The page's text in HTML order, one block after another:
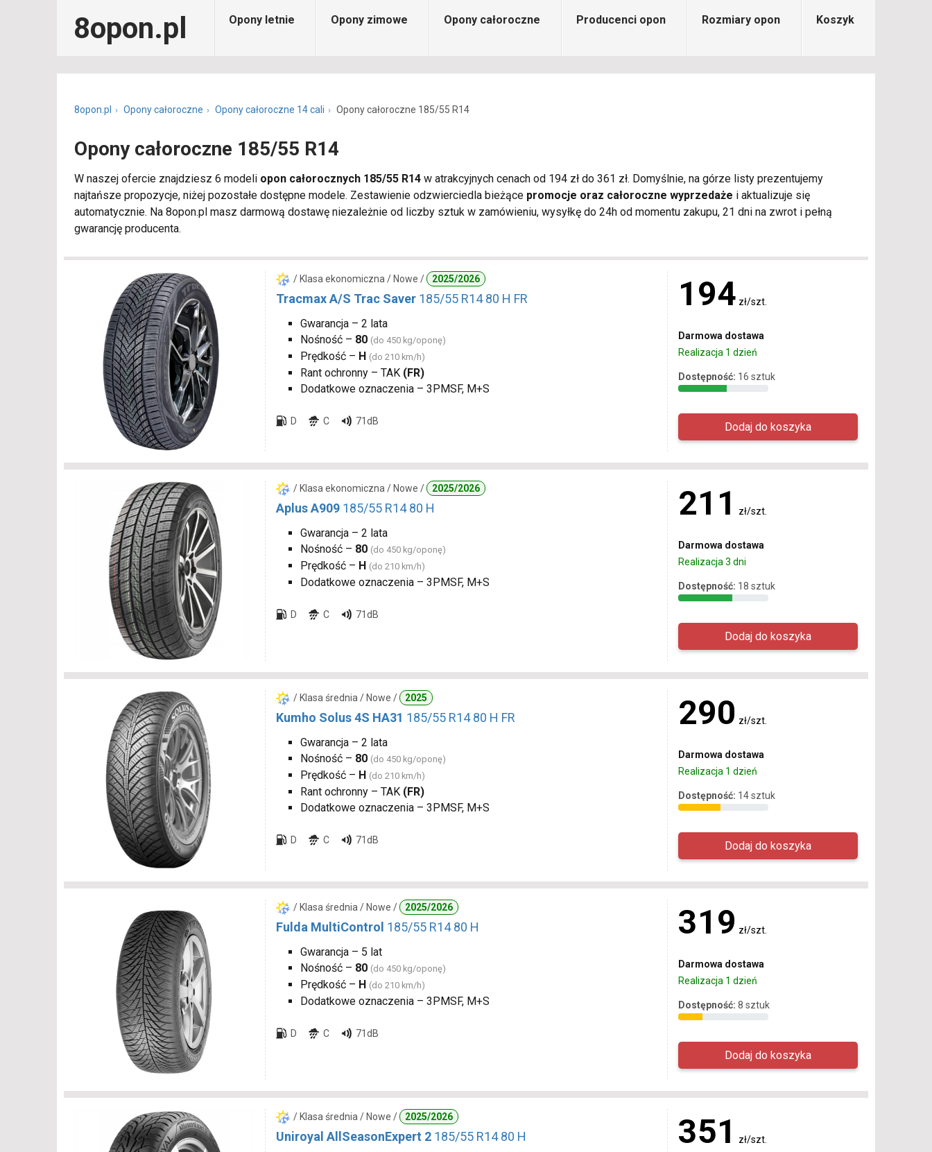
8opon.pl Opony letnie Opony zimowe Opony całoroczne Producenci opon Rozmiary opon Koszyk
8opon.pl Opony całoroczne Opony całoroczne 14 cali Opony całoroczne 185/55 R14
Opony całoroczne 185/55 R14
W naszej ofercie znajdziesz 6 modeli opon całorocznych 185/55 R14 w atrakcyjnych cenach od 194 zł do 361 zł. Domyślnie, na górze listy prezentujemy
najtańsze propozycje, niżej pozostałe dostępne modele. Zestawienie odzwierciedla bieżące promocje oraz całoroczne wyprzedaże i aktualizuje się
automatycznie. Na 8opon.pl masz darmową dostawę niezależnie od liczby sztuk w zamówieniu, wysyłkę do 24h od momentu zakupu, 21 dni na zwrot i pełną
gwarancję producenta.
/ Klasa ekonomiczna / Nowe / 2025/2026
Tracmax A/S Trac Saver 185/55 R14 80 H FR
Gwarancja – 2 lata
Nośność – 80 (do 450 kg/oponę)
Prędkość – H (do 210 km/h)
Rant ochronny – TAK (FR)
Dodatkowe oznaczenia – 3PMSF, M+S
D C 71dB
194 zł/szt.
Darmowa dostawa
Realizacja 1 dzień
Dostępność: 16 sztuk
/ Klasa ekonomiczna / Nowe / 2025/2026
Aplus A909 185/55 R14 80 H
Gwarancja – 2 lata
Nośność – 80 (do 450 kg/oponę)
Prędkość – H (do 210 km/h)
Dodatkowe oznaczenia – 3PMSF, M+S
D C 71dB
211 zł/szt.
Darmowa dostawa
Realizacja 3 dni
Dostępność: 18 sztuk
/ Klasa średnia / Nowe / 2025
Kumho Solus 4S HA31 185/55 R14 80 H FR
Gwarancja – 2 lata
Nośność – 80 (do 450 kg/oponę)
Prędkość – H (do 210 km/h)
Rant ochronny – TAK (FR)
Dodatkowe oznaczenia – 3PMSF, M+S
D C 71dB
290 zł/szt.
Darmowa dostawa
Realizacja 1 dzień
Dostępność: 14 sztuk
/ Klasa średnia / Nowe / 2025/2026
Fulda MultiControl 185/55 R14 80 H
Gwarancja – 5 lat
Nośność – 80 (do 450 kg/oponę)
Prędkość – H (do 210 km/h)
Dodatkowe oznaczenia – 3PMSF, M+S
D C 71dB
319 zł/szt.
Darmowa dostawa
Realizacja 1 dzień
Dostępność: 8 sztuk
/ Klasa średnia / Nowe / 2025/2026
Uniroyal AllSeasonExpert 2 185/55 R14 80 H 351 zł/szt.